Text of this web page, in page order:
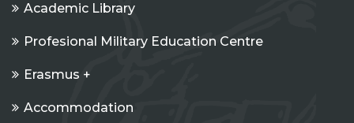
Academic Library
Profesional Military Education Centre
Erasmus +
Accommodation